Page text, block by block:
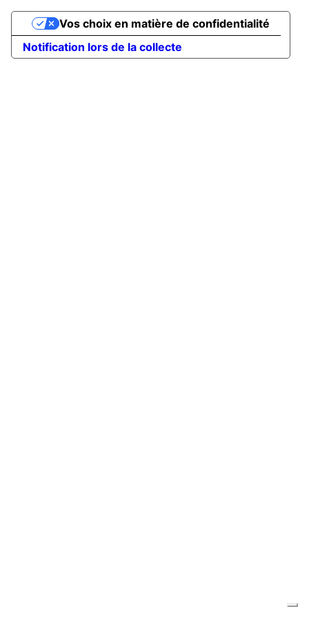
Notification lors de la collecte
Vos choix en matière de confidentialité